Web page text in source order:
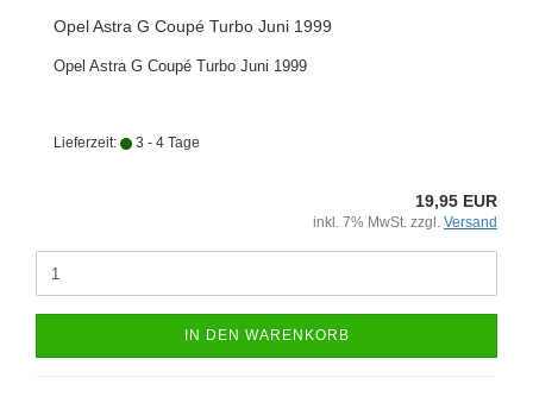
Opel Astra G Coupé Turbo Juni 1999
Opel Astra G Coupé Turbo Juni 1999
Lieferzeit: 3 - 4 Tage
19,95 EUR
inkl. 7% MwSt. zzgl. Versand
IN DEN WARENKORB